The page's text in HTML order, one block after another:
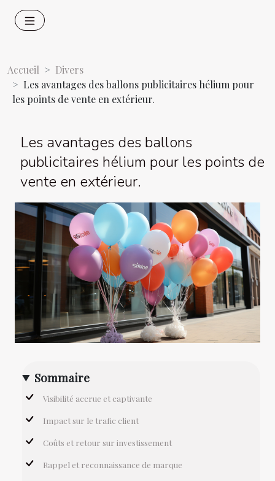
Accueil
Divers
Les avantages des ballons publicitaires hélium pour
les points de vente en extérieur.
Les avantages des ballons
publicitaires hélium pour les points de
vente en extérieur.
Sommaire
Visibilité accrue et captivante
Impact sur le trafic client
Coûts et retour sur investissement
Rappel et reconnaissance de marque